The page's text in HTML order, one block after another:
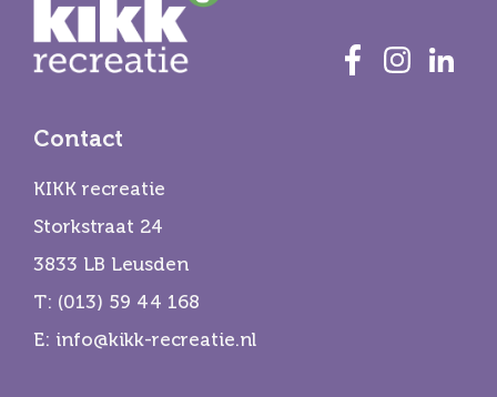
Contact
KIKK recreatie
Storkstraat 24
3833 LB Leusden
T: (013) 59 44 168
E: info@kikk-recreatie.nl